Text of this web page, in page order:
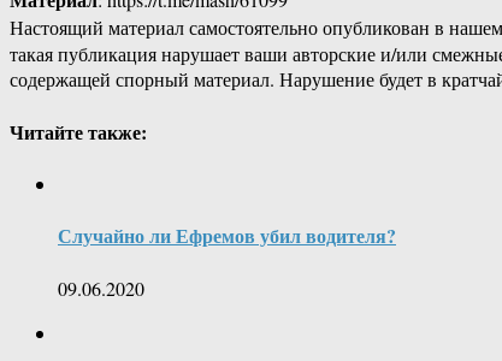
Настоящий материал самостоятельно опубликован в
такая публикация нарушает ваши авторские и/или
содержащей спорный материал. Нарушение будет в
Читайте также:
Случайно ли Ефремов убил водителя?
09.06.2020